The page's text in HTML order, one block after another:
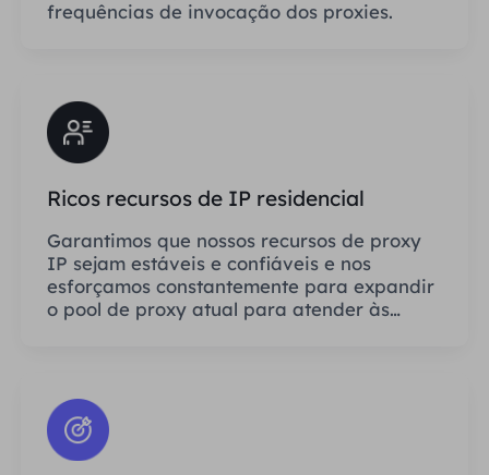
frequências de invocação dos proxies.
Ricos recursos de IP residencial
Garantimos que nossos recursos de proxy
IP sejam estáveis ​​e confiáveis ​​e nos
esforçamos constantemente para expandir
o pool de proxy atual para atender às